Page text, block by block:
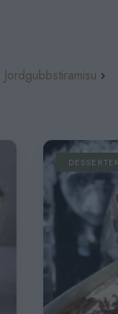
Jordgubbstiramisu